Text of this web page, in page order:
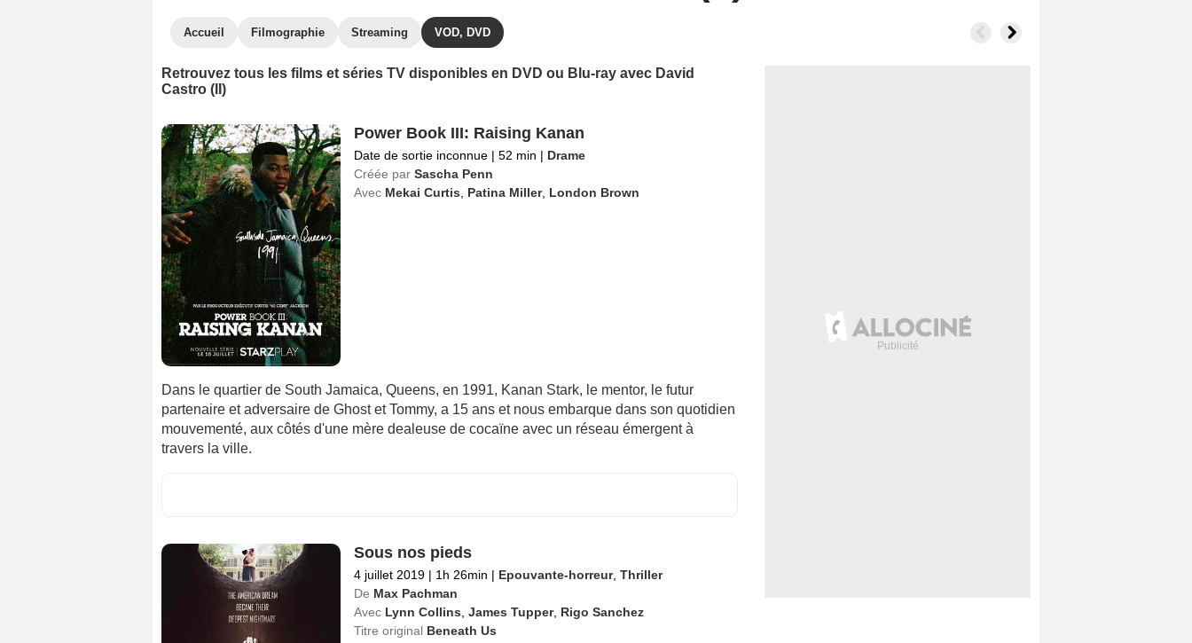
Accueil Filmographie Streaming VOD, DVD
Retrouvez tous les films et séries TV disponibles en DVD ou Blu-ray avec David
Castro (II)
Power Book III: Raising Kanan
Date de sortie inconnue | 52 min | Drame
Créée par Sascha Penn
Avec Mekai Curtis Patina Miller, London Brown
Dans le quartier de South Jamaica, Queens, en 1991, Kanan Stark, le mentor, le futur
partenaire et adversaire de Ghost et Tommy, a 15 ans et nous embarque dans son quotidien
mouvementé, aux côtés d'une mère dealeuse de cocaïne avec un réseau émergent à
travers la ville.
Sous nos pieds
4 juillet 2019 | 1h 26min | Epouvante-horreur, Thriller
De Max Pachman
Avec Lynn Collins James Tupper, Rigo Sanchez
Titre original Beneath Us